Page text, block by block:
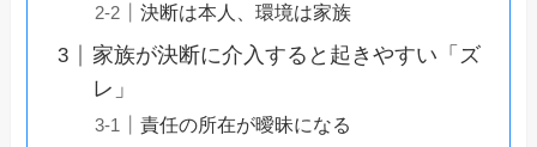
決断は本人、環境は家族
家族が決断に介入すると起きやすい「ズ
レ」
責任の所在が曖昧になる